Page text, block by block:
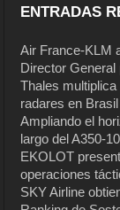
ENTRADAS
Air France-KLM
Director General
Thales
radares en Brasil
Ampliando el
largo del A350-
EKOLOT
operaciones
SKY Airline